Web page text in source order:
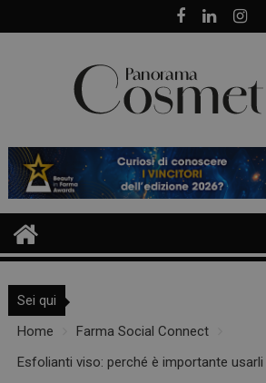
to
Sei qui
Home
Farma Social Connect
Esfolianti viso: perché è importante usarli